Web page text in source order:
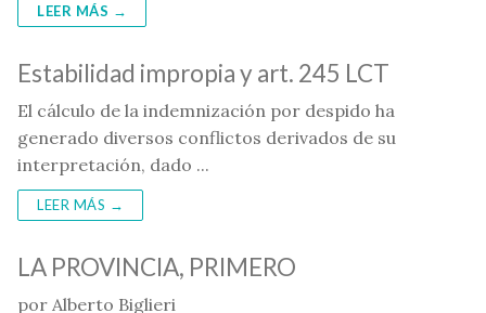
LEER MÁS →
Estabilidad impropia y art. 245 LCT
El cálculo de la indemnización por despido ha
generado diversos conflictos derivados de su
interpretación, dado ...
LEER MÁS →
LA PROVINCIA, PRIMERO
por Alberto Biglieri